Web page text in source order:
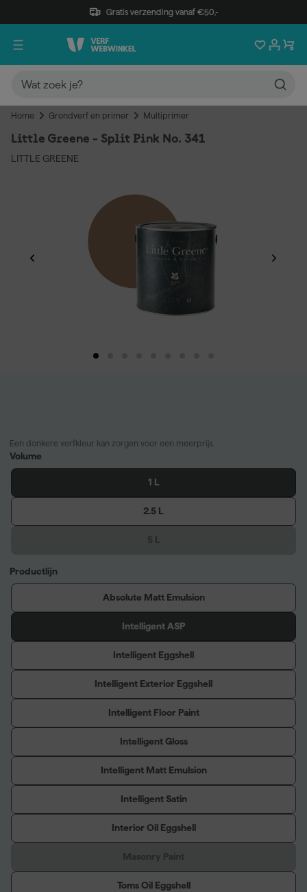
Gratis verzending vanaf €50,-
Home Grondverf en primer Multiprimer
Little Greene - Split Pink No. 341
LITTLE GREENE
Een donkere verfkleur kan zorgen voor een meerprijs.
Volume
1 L
2.5 L
Productlijn
Absolute Matt Emulsion
Intelligent ASP
Intelligent Eggshell
Intelligent Exterior Eggshell
Intelligent Floor Paint
Intelligent Gloss
Intelligent Matt Emulsion
Intelligent Satin
Interior Oil Eggshell
Toms Oil Eggshell